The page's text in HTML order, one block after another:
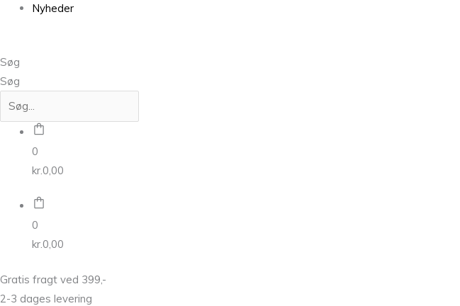
Nyheder
Søg
Søg
0
kr.0,00
0
kr.0,00
Gratis fragt ved 399,-
2-3 dages levering